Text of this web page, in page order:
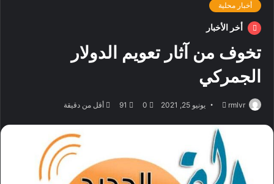
أخبار محلية
أخر الأخبار
تخوف من آثار تعويم الدولار
الجمركي
rmlvr
أرسل
إلكترونيا
يونيو 25, 2021 0
91 أقل من دقيقة